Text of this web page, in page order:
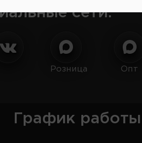
сети:
Розница Опт
График